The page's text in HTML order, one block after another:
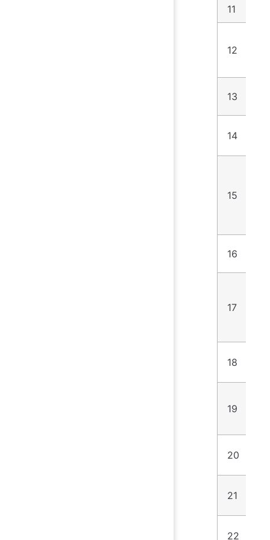
11
12
13
14
15
16
17
18
19
20
21
22